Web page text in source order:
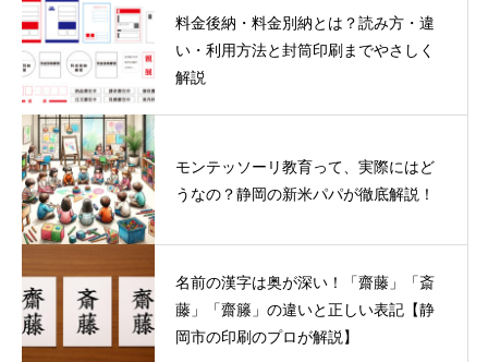
料金後納・料金別納とは？読み方・違
い・利用方法と封筒印刷までやさしく
解説
モンテッソーリ教育って、実際にはど
うなの？静岡の新米パパが徹底解説！
名前の漢字は奥が深い！「齋藤」「斎
藤」「齋籐」の違いと正しい表記【静
岡市の印刷のプロが解説】